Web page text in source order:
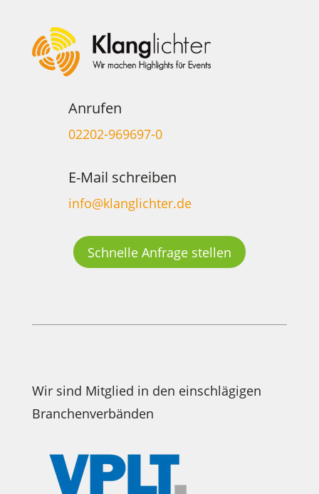
Anrufen
02202-969697-0
E-Mail schreiben
info@klanglichter.de
Schnelle Anfrage stellen
Wir sind Mitglied in den einschlägigen
Branchenverbänden